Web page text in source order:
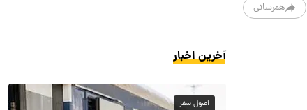
همرسانی
آخرین اخبار
اصول سفر